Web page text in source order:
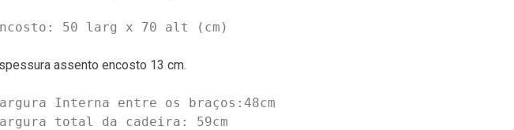
50 larg x 70 alt (cm)
assento encosto 13 cm.
Interna entre os braços:48cm
total da cadeira: 59cm